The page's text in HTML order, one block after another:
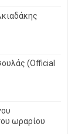
(Official
ωραρίου